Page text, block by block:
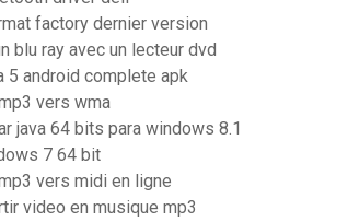
factory dernier version
blu ray avec un lecteur dvd
5 android complete apk
vers wma
java 64 bits para windows 8.1
7 64 bit
vers midi en ligne
video en musique mp3